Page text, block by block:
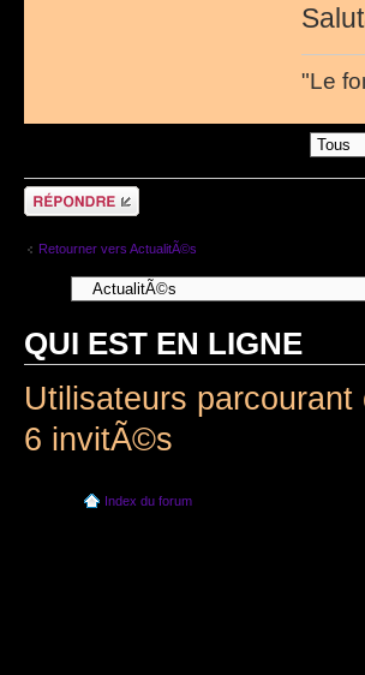
"Le
RÃ©pondre
Retourner vers ActualitÃ©s
QUI EST EN LIGNE
Utilisateurs
6 invitÃ©s
Index du forum